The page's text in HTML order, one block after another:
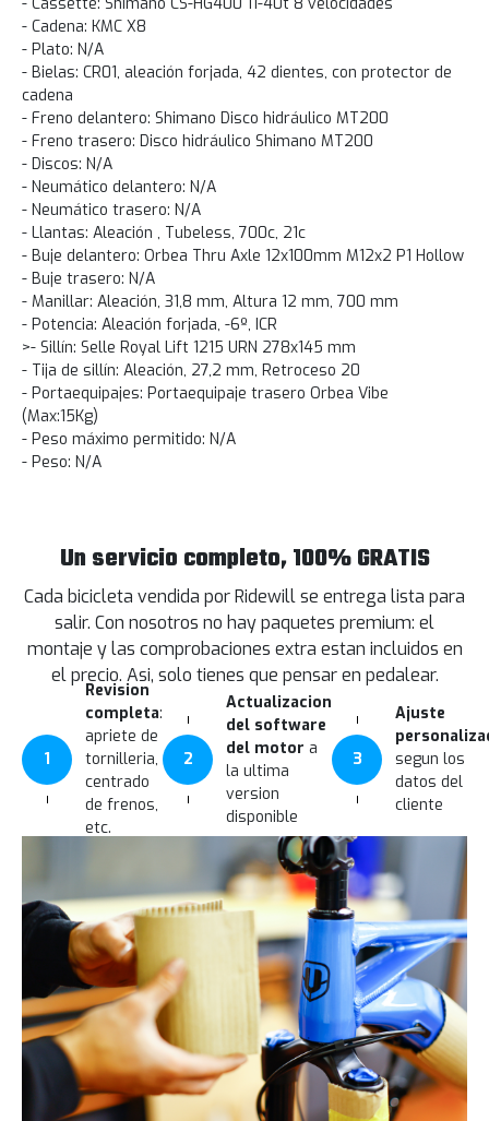
- Cadena: KMC X8
- Plato: N/A
- Bielas: CR01, aleación forjada, 42 dientes, con protector de
cadena
- Freno delantero: Shimano Disco hidráulico MT200
- Freno trasero: Disco hidráulico Shimano MT200
- Discos: N/A
- Neumático delantero: N/A
- Neumático trasero: N/A
- Llantas: Aleación , Tubeless, 700c, 21c
- Buje delantero: Orbea Thru Axle 12x100mm M12x2 P1 Hollow
- Buje trasero: N/A
- Manillar: Aleación, 31,8 mm, Altura 12 mm, 700 mm
- Potencia: Aleación forjada, -6º, ICR
>- Sillín: Selle Royal Lift 1215 URN 278x145 mm
- Tija de sillín: Aleación, 27,2 mm, Retroceso 20
- Portaequipajes: Portaequipaje trasero Orbea Vibe
(Max:15Kg)
- Peso máximo permitido: N/A
- Peso: N/A
Un servicio completo, 100% GRATIS
Cada bicicleta vendida por Ridewill se entrega lista para
salir. Con nosotros no hay paquetes premium: el
montaje y las comprobaciones extra estan incluidos en
el precio. Asi, solo tienes que pensar en pedalear.
1
Revision
completa:
apriete de
tornilleria,
centrado
de frenos,
etc.
2
Actualizacion
del software
del motor a
la ultima
version
disponible
3
Ajuste
segun los
datos del
cliente